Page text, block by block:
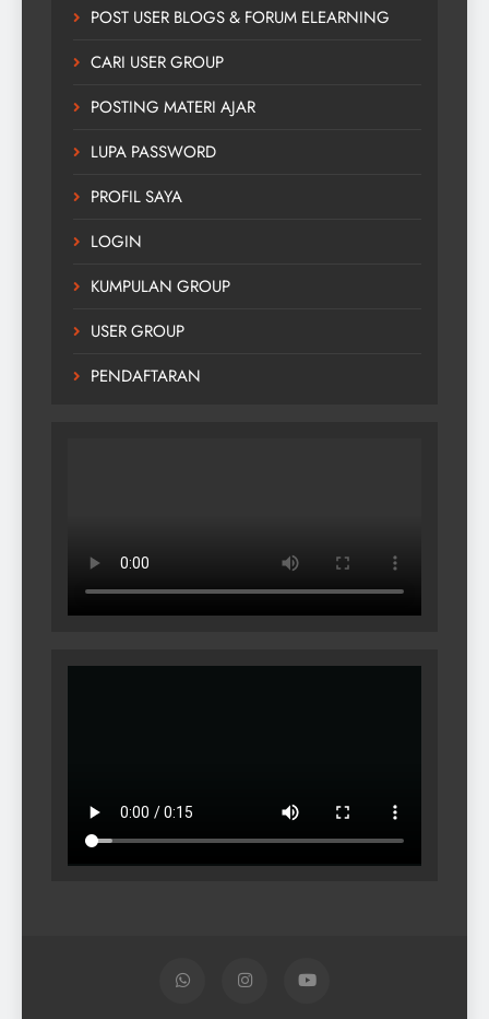
POST USER BLOGS & FORUM ELEARNING
CARI USER GROUP
POSTING MATERI AJAR
LUPA PASSWORD
PROFIL SAYA
LOGIN
KUMPULAN GROUP
USER GROUP
PENDAFTARAN